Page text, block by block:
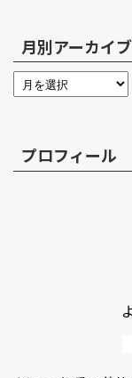
月別アーカイブ
プロフィール